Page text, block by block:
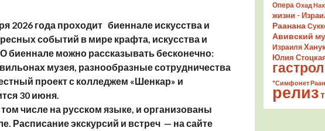
2026 года проходит биеннале искусства и
событий в мире крафта, искусства и
биеннале можно рассказывать бесконечно:
музея, разнообразные сотрудничества
проект с колледжем «Шенкар» и
30 июня.
числе на русском языке, и организованы
Расписание экскурсий и встреч — на сайте
Опера Охад
жизни -
Раанана
Авивский
Израиля
Юлия
"Симфонет
релиз